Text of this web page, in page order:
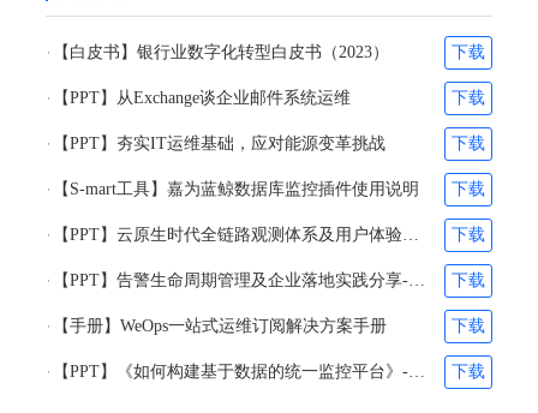
【白皮书】银行业数字化转型白皮书（2023） 下载
【PPT】从Exchange谈企业邮件系统运维 下载
【PPT】夯实IT运维基础，应对能源变革挑战 下载
【S-mart工具】嘉为蓝鲸数据库监控插件使用说明 下载
【PPT】云原生时代全链路观测体系及用户体验优化体系的构建-刘阎&林超凡 下载
【PPT】告警生命周期管理及企业落地实践分享-张之得&吴维柯 下载
【手册】WeOps一站式运维订阅解决方案手册 下载
【PPT】《如何构建基于数据的统一监控平台》-苏文 下载